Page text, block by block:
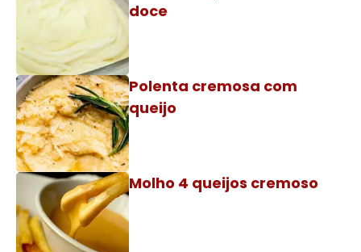
doce
Polenta cremosa com
queijo
Molho 4 queijos cremoso